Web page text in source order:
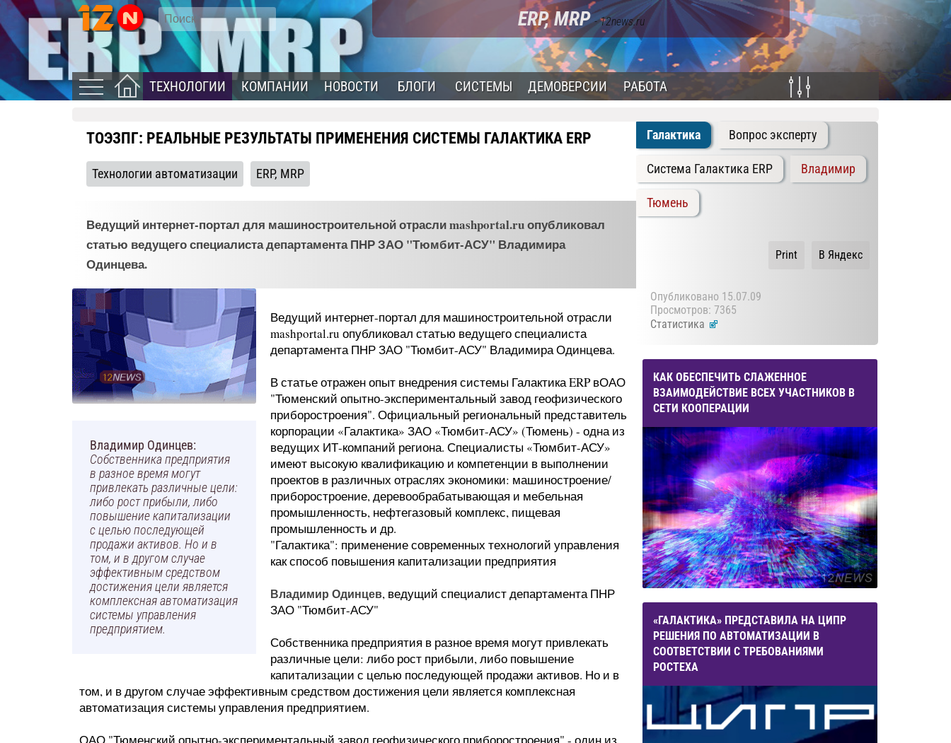
ERP, MRP- 12news.ru
ТЕХНОЛОГИИ КОМПАНИИ НОВОСТИ БЛОГИ СИСТЕМЫ ДЕМОВЕРСИИ РАБОТА
ТОЭЗПГ: РЕАЛЬНЫЕ РЕЗУЛЬТАТЫ ПРИМЕНЕНИЯ СИСТЕМЫ ГАЛАКТИКА ERP
Технологии автоматизации ERP, MRP
Ведущий интернет-портал для машиностроительной отрасли mashportal.ru опубликовал
статью ведущего специалиста департамента ПНР ЗАО "Тюмбит-АСУ" Владимира
Одинцева.
Владимир Одинцев:
Собственника предприятия
в разное время могут
привлекать различные цели:
либо рост прибыли, либо
повышение капитализации
с целью последующей
продажи активов. Но и в
том, и в другом случае
эффективным средством
достижения цели является
комплексная автоматизация
системы управления
предприятием.
Ведущий интернет-портал для машиностроительной отрасли
mashportal.ru опубликовал статью ведущего специалиста
департамента ПНР ЗАО "Тюмбит-АСУ" Владимира Одинцева.
В статье отражен опыт внедрения системы Галактика ERP вОАО
"Тюменский опытно-экспериментальный завод геофизического
приборостроения". Официальный региональный представитель
корпорации «Галактика» ЗАО «Тюмбит-АСУ» (Тюмень) - одна из
ведущих ИТ-компаний региона. Специалисты «Тюмбит-АСУ»
имеют высокую квалификацию и компетенции в выполнении
проектов в различных отраслях экономики: машиностроение/
приборостроение, деревообрабатывающая и мебельная
промышленность, нефтегазовый комплекс, пищевая
промышленность и др.
"Галактика": применение современных технологий управления
как способ повышения капитализации предприятия
Владимир Одинцев, ведущий специалист департамента ПНР
ЗАО "Тюмбит-АСУ"
Собственника предприятия в разное время могут привлекать
различные цели: либо рост прибыли, либо повышение
капитализации с целью последующей продажи активов. Но и в
том, и в другом случае эффективным средством достижения цели является комплексная
автоматизация системы управления предприятием.
Галактика Вопрос эксперту
Система Галактика ERP Владимир
Тюмень
В Яндекс
Print
Опубликовано 15.07.09
Просмотров: 7365
Статистика
КАК ОБЕСПЕЧИТЬ СЛАЖЕННОЕ
ВЗАИМОДЕЙСТВИЕ ВСЕХ УЧАСТНИКОВ В
СЕТИ КООПЕРАЦИИ
«ГАЛАКТИКА» ПРЕДСТАВИЛА НА ЦИПР
РЕШЕНИЯ ПО АВТОМАТИЗАЦИИ В
СООТВЕТСТВИИ С ТРЕБОВАНИЯМИ
РОСТЕХА